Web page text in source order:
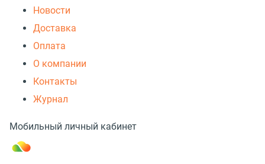
Новости
Доставка
Оплата
О компании
Контакты
Журнал
Мобильный личный кабинет